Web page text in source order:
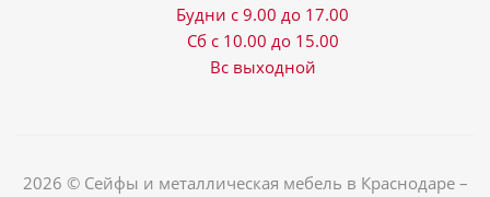
Будни с 9.00 до 17.00
Сб с 10.00 до 15.00
Вс выходной
2026 © Сейфы и металлическая мебель в Краснодаре –